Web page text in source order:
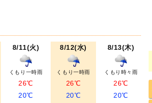
8/11(火)
くもり一時雨
26℃
20℃
8/12(水)
くもり一時雨
26℃
20℃
8/13(木)
くもり時々雨
26℃
20℃